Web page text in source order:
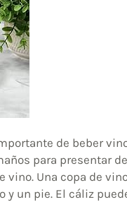
de beber
para presentar de
vino. Una copa de
y un pie. El cáliz